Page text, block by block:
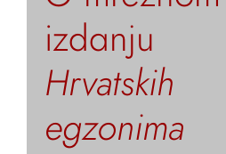
izdanju
Hrvatskih
egzonima